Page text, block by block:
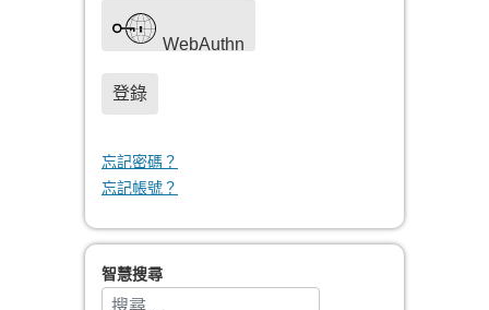
WebAuthn
登錄
忘記密碼？
忘記帳號？
智慧搜尋
搜索